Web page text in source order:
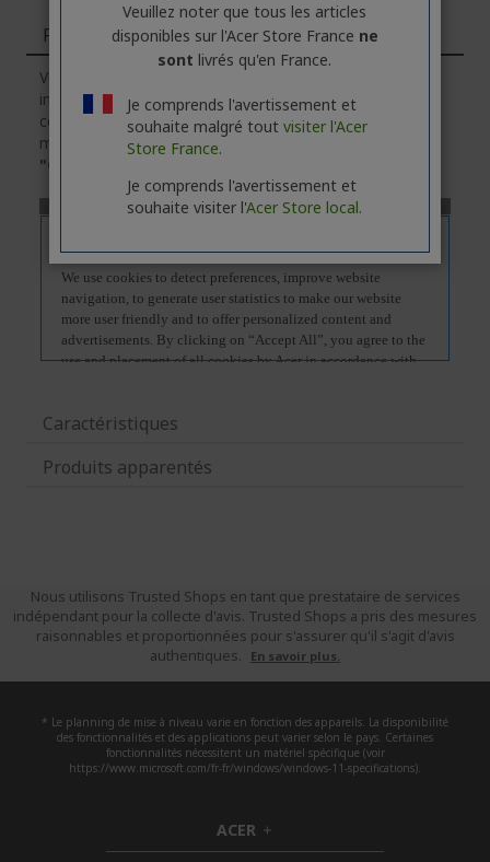
Fonctions
Veuillez noter que l'onglet "Fonctions"
informations générales sur la série des produits. Pour
connaître les caractéristiques techniques exactes du
modèle sélectionné, veuillez
"Caractéristiques"
Caractéristiques
Produits apparentés
Nous utilisons Trusted Shops en tant que prestataire de services
indépendant pour la collecte d'avis. Trusted Shops a pris des mesures
raisonnables et proportionnées pour s'assurer qu'il s'agit d'avis
authentiques.
En savoir plus.
* Le planning de mise à niveau varie en fonction des appareils. La disponibilité
des fonctionnalités et des applications peut varier selon le pays. Certaines
fonctionnalités nécessitent un matériel spécifique (voir
https://www.microsoft.com/fr-fr/windows/windows-11-specifications).
ACER h
i
Veuillez noter que tous les articles
disponibles sur l'Acer Store France ne
sont livrés qu'en France.
Je comprends l'avertissement et
souhaite malgré tout visiter l'Acer
Store France.
Je comprends l'avertissement et
souhaite visiter l'Acer Store local.